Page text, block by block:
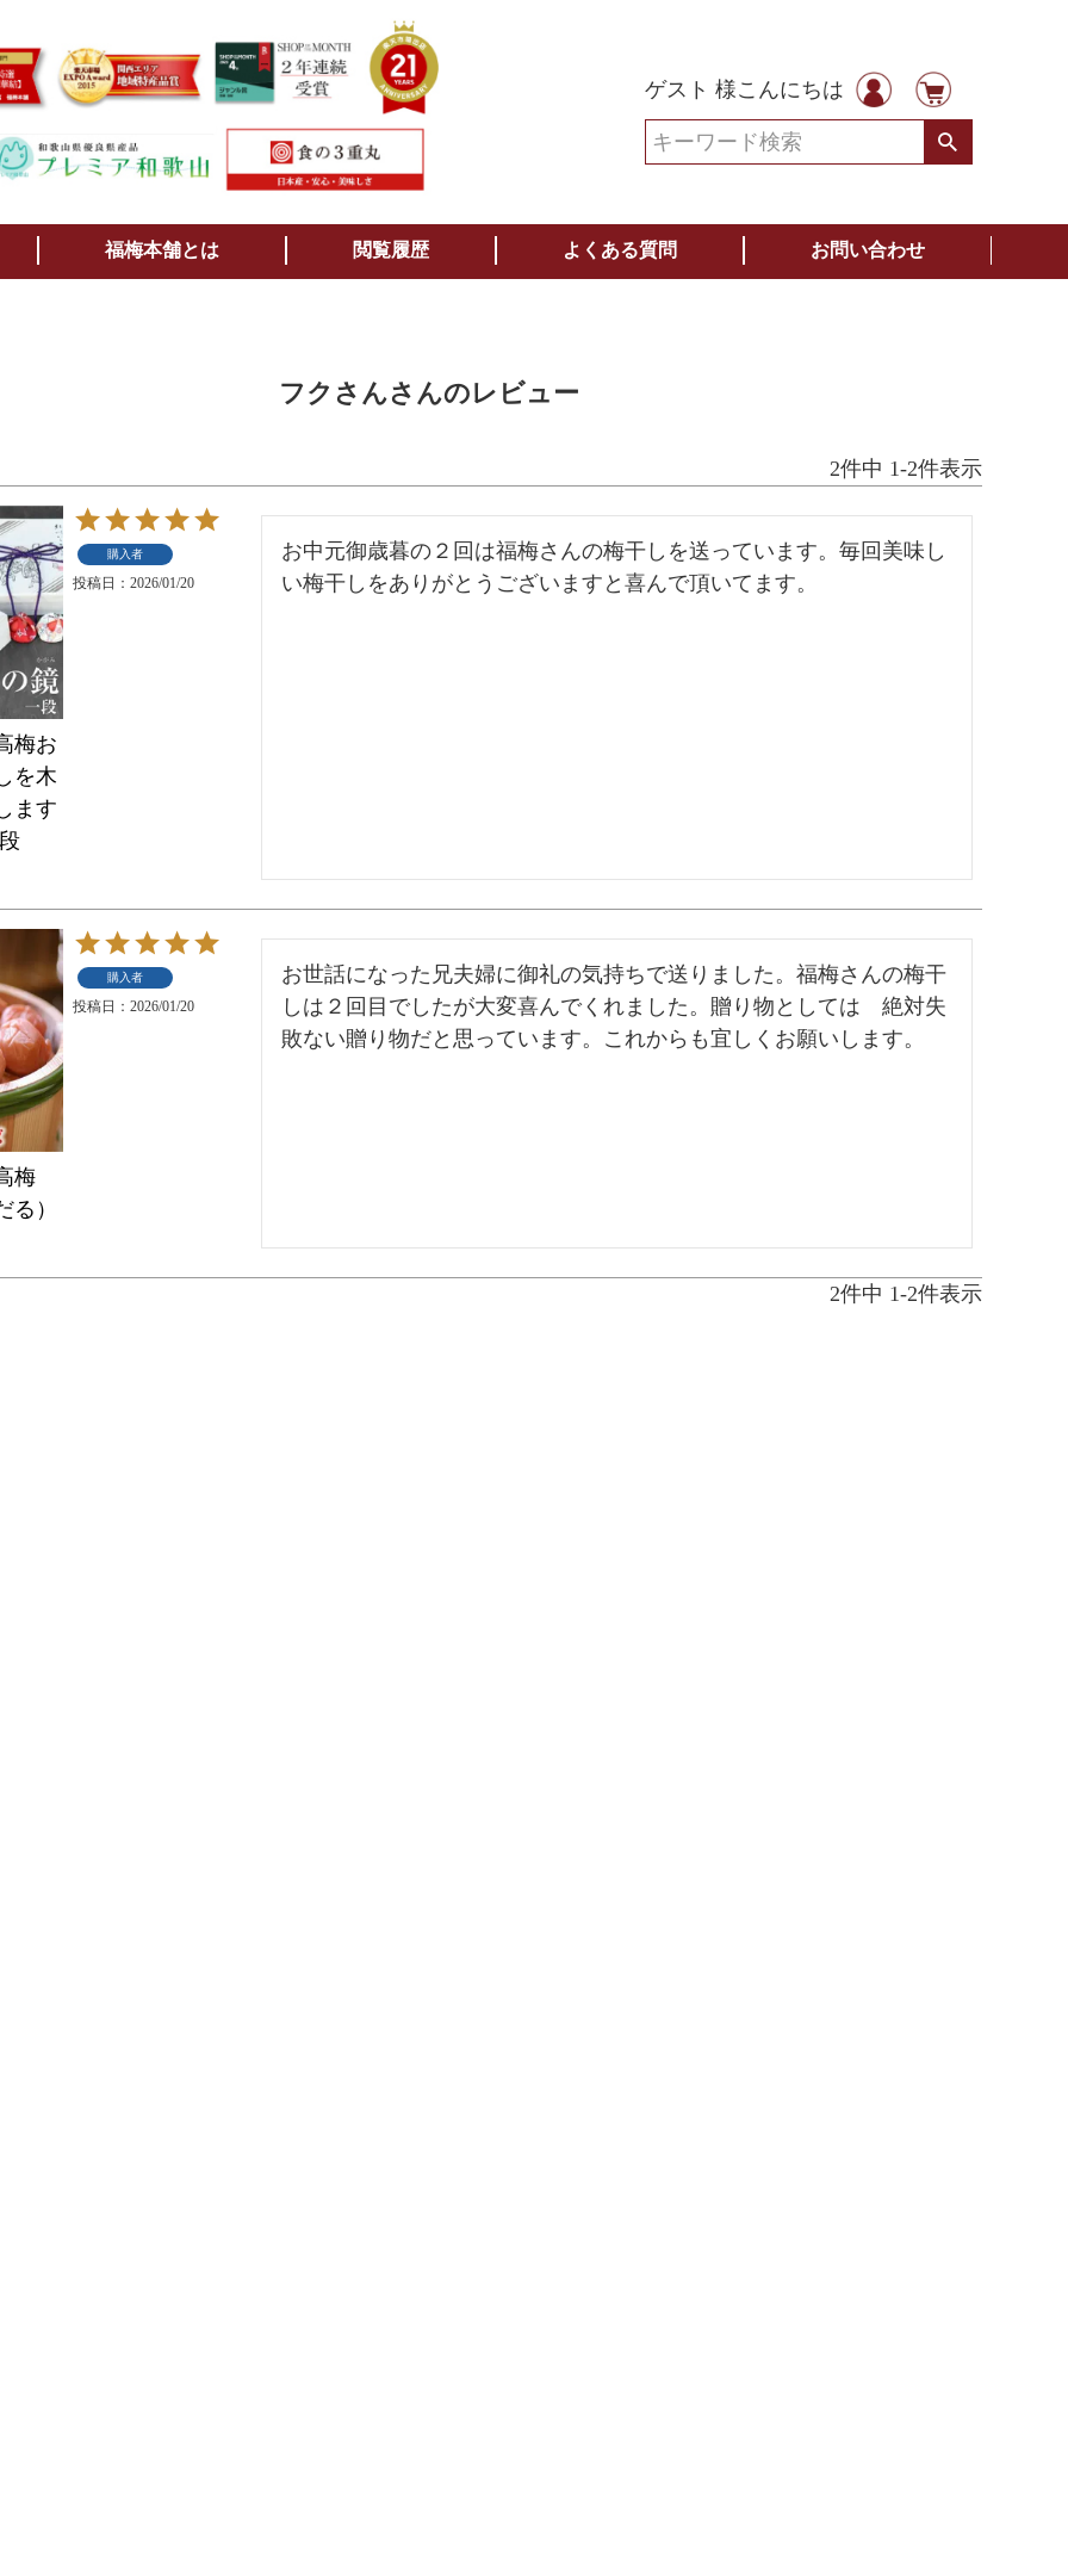
ゲスト 様こんにちは
検索
福梅本舗とは 閲覧履歴 よくある質問 お問い合わせ
フクさんさんのレビュー
2件中 1-2件表示
梅お
を木
ます
購入者
投稿日 2026/01/20
お中元御歳暮の２回は福梅さんの梅干しを送っています。毎回美味し
い梅干しをありがとうございますと喜んで頂いてます。
梅
る）
購入者
投稿日 2026/01/20
お世話になった兄夫婦に御礼の気持ちで送りました。福梅さんの梅干
しは２回目でしたが大変喜んでくれました。贈り物としては　絶対失
敗ない贈り物だと思っています。これからも宜しくお願いします。
2件中 1-2件表示